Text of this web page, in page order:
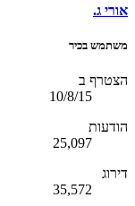
אורי ג.
משתמש בכיר
הצטרף ב
10/8/15
הודעות
25,097
דירוג
35,572